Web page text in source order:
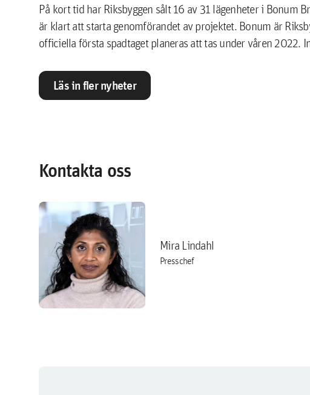
På kort tid har Riksbyggen sålt 16 av 31 lägenheter i Bonum
är klart att starta genomförandet av projektet. Bonum är
officiella första spadtaget planeras att tas under våren
Läs in fler nyheter
Kontakta oss
Mira Lindahl
Presschef